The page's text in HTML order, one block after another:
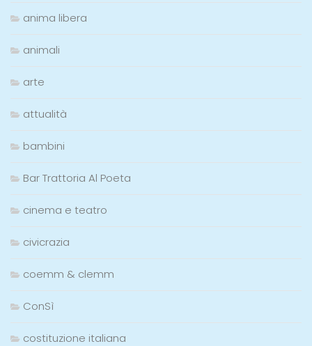
anima libera
animali
arte
attualità
bambini
Bar Trattoria Al Poeta
cinema e teatro
civicrazia
coemm & clemm
ConSì
costituzione italiana